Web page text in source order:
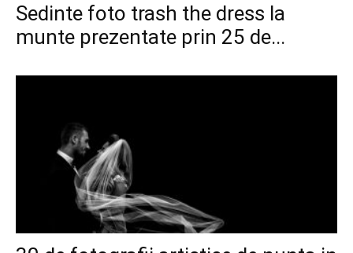
Sedinte foto trash the dress la
munte prezentate prin 25 de...